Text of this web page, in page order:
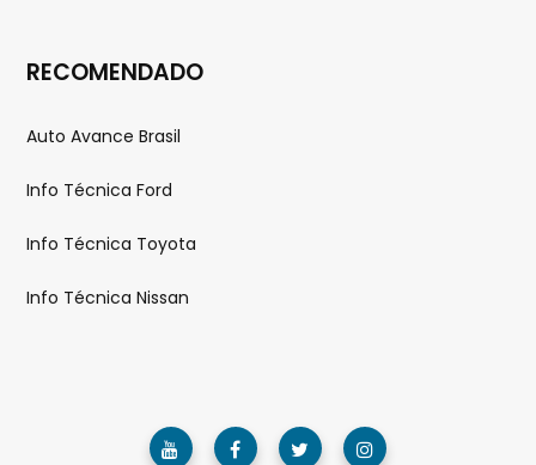
RECOMENDADO
Auto Avance Brasil
Info Técnica Ford
Info Técnica Toyota
Info Técnica Nissan